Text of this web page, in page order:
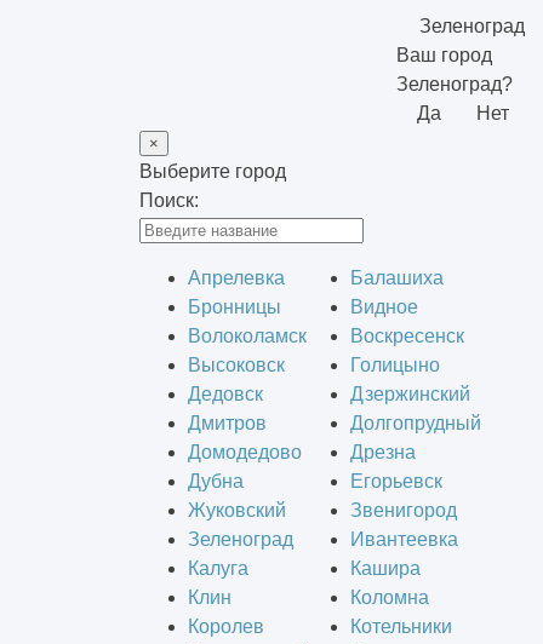
Зеленоград
Ваш город
Зеленоград?
Да
Нет
×
Выберите город
Поиск:
Апрелевка
Балашиха
Бронницы
Видное
Волоколамск
Воскресенск
Высоковск
Голицыно
Дедовск
Дзержинский
Дмитров
Долгопрудный
Домодедово
Дрезна
Дубна
Егорьевск
Жуковский
Звенигород
Зеленоград
Ивантеевка
Калуга
Кашира
Клин
Коломна
Королев
Котельники